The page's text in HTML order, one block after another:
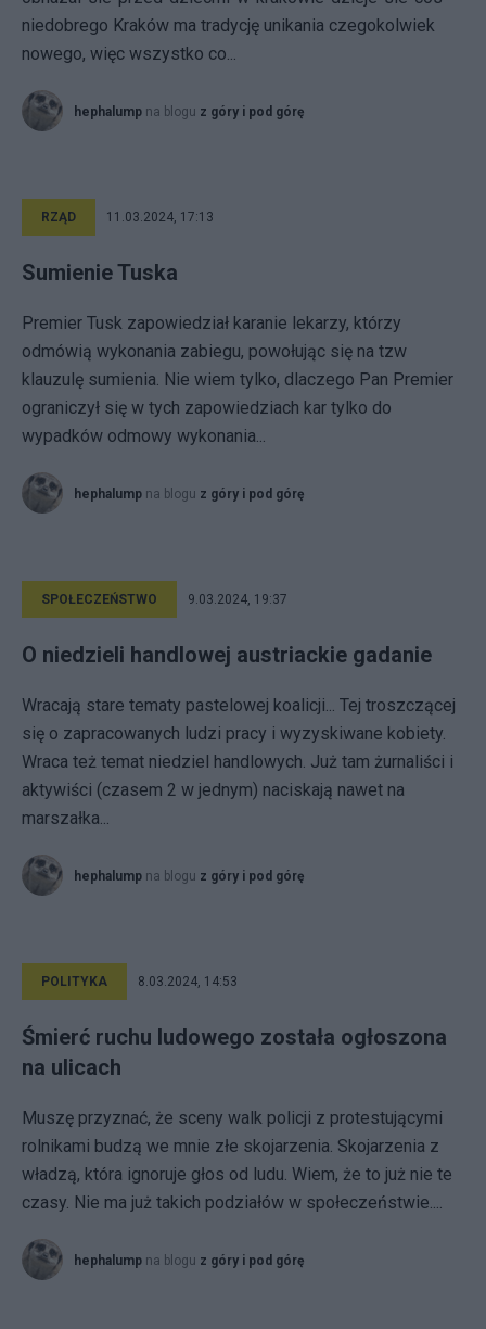
niedobrego Kraków ma tradycję unikania czegokolwiek
nowego, więc wszystko co...
hephalump na blogu z góry i pod górę
RZĄD 11.03.2024, 17:13
Sumienie Tuska
Premier Tusk zapowiedział karanie lekarzy, którzy
odmówią wykonania zabiegu, powołując się na tzw
klauzulę sumienia. Nie wiem tylko, dlaczego Pan Premier
ograniczył się w tych zapowiedziach kar tylko do
wypadków odmowy wykonania...
hephalump na blogu z góry i pod górę
SPOŁECZEŃSTWO 9.03.2024, 19:37
O niedzieli handlowej austriackie gadanie
Wracają stare tematy pastelowej koalicji... Tej troszczącej
się o zapracowanych ludzi pracy i wyzyskiwane kobiety.
Wraca też temat niedziel handlowych. Już tam żurnaliści i
aktywiści (czasem 2 w jednym) naciskają nawet na
marszałka...
hephalump na blogu z góry i pod górę
POLITYKA 8.03.2024, 14:53
Śmierć ruchu ludowego została ogłoszona
na ulicach
Muszę przyznać, że sceny walk policji z protestującymi
rolnikami budzą we mnie złe skojarzenia. Skojarzenia z
władzą, która ignoruje głos od ludu. Wiem, że to już nie te
czasy. Nie ma już takich podziałów w społeczeństwie....
hephalump na blogu z góry i pod górę